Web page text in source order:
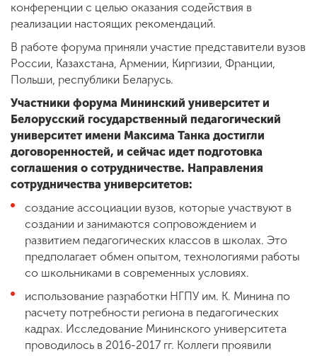
конференции с целью оказания содействия в
реализации настоящих рекомендаций.
В работе форума приняли участие представители вузов
России, Казахстана, Армении, Киргизии, Франции,
Польши, республики Беларусь.
Участники форума Мининский университет и
Белорусский государственный педагогический
университет имени Максима Танка достигли
договоренностей, и сейчас идет подготовка
соглашения о сотрудничестве. Направления
сотрудничества университетов:
создание ассоциации вузов, которые участвуют в
создании и занимаются сопровождением и
развитием педагогических классов в школах. Это
предполагает обмен опытом, технологиями работы
со школьниками в современных условиях.
использование разработки НГПУ им. К. Минина по
расчету потребности региона в педагогических
кадрах. Исследование Мининского университета
проводилось в 2016-2017 гг. Коллеги проявили